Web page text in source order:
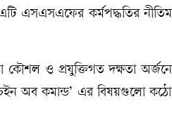
এসএসএফের কর্মপদ্ধতির
ও প্রযুক্তিগত দক্ষতা
‘চেইন অব কমান্ড’ এর বিষয়গুলো